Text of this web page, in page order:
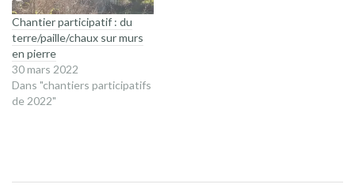
Chantier participatif : du
terre/paille/chaux sur murs
en pierre
30 mars 2022
Dans "chantiers participatifs
de 2022"